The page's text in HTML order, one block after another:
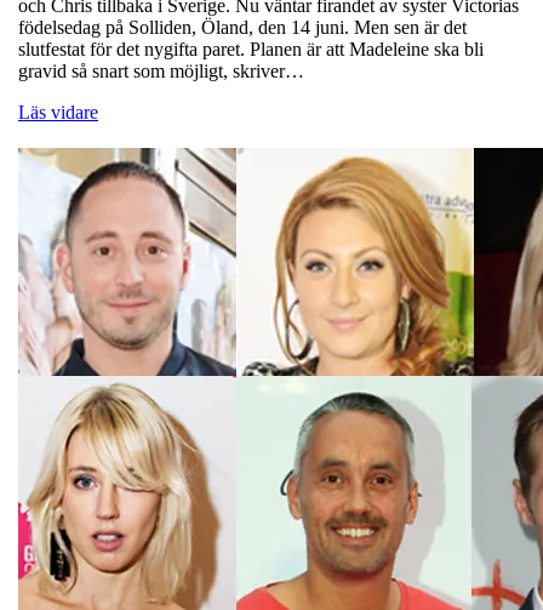
och Chris tillbaka i Sverige. Nu väntar firandet av syster Victorias
födelsedag på Solliden, Öland, den 14 juni. Men sen är det
slutfestat för det nygifta paret. Planen är att Madeleine ska bli
gravid så snart som möjligt, skriver…
Läs vidare